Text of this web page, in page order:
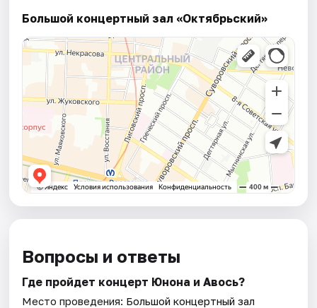
Большой концертный зал «Октябрьский»
Вопросы и ответы
Где пройдет концерт Юнона и Авось?
Место проведения: Большой концертный зал